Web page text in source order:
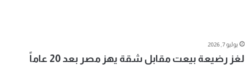
يوليو 7, 2026
لغز رضيعة بيعت مقابل شقة يهز مصر بعد 20 عاماً